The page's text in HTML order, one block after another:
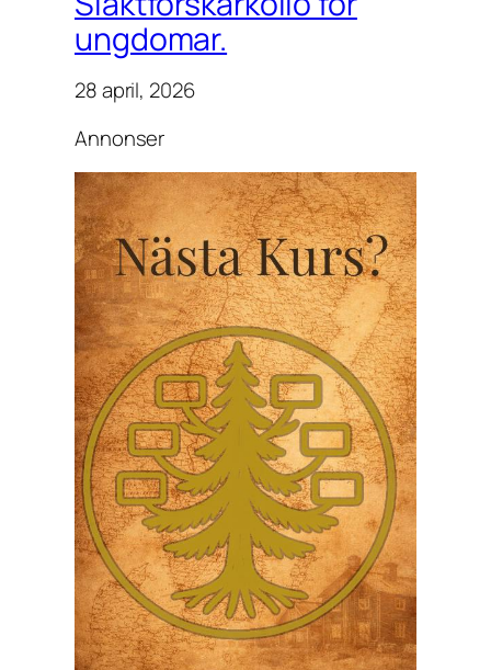
ungdomar.
28 april, 2026
Annonser